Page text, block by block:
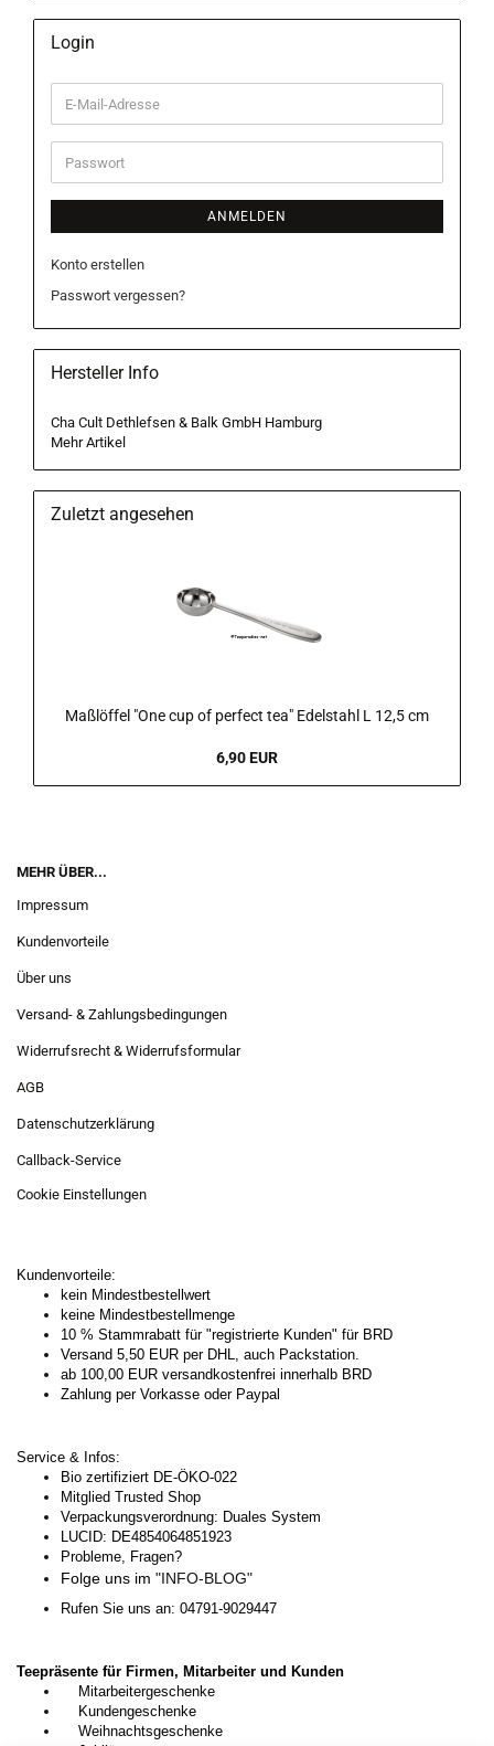
Login
E-
Mail-
Adresse
Passwort
ANMELDEN
Konto erstellen
Passwort vergessen?
Hersteller Info
Cha Cult Dethlefsen & Balk GmbH Hamburg
Mehr Artikel
Zuletzt angesehen
Maßlöffel "One cup of perfect tea" Edelstahl L 12,5 cm
6,90 EUR
MEHR ÜBER...
Impressum
Kundenvorteile
Über uns
Versand- & Zahlungsbedingungen
Widerrufsrecht & Widerrufsformular
AGB
Datenschutzerklärung
Callback-Service
Cookie Einstellungen
Kundenvorteile:
kein Mindestbestellwert
keine Mindestbestellmenge
10 % Stammrabatt für "registrierte Kunden" für BRD
Versand 5,50 EUR per DHL, auch Packstation.
ab 100,00 EUR versandkostenfrei innerhalb BRD
Zahlung per Vorkasse oder Paypal
Service & Infos:
Bio zertifiziert DE-ÖKO-022
Mitglied Trusted Shop
Verpackungsverordnung: Duales System
LUCID: DE4854064851923
Probleme, Fragen?
Folge uns im "INFO-BLOG"
Rufen Sie uns an: 04791-9029447
Teepräsente für Firmen, Mitarbeiter und Kunden
Mitarbeitergeschenke
Kundengeschenke
Weihnachtsgeschenke